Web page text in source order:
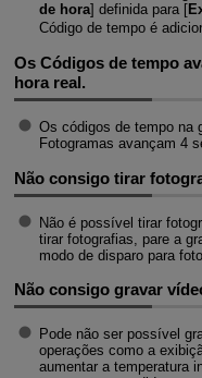
de hora] definida para [
Código de tempo é
Os Códigos de tempo
hora real.
Os códigos de tempo na
Fotogramas avançam 4
Não consigo tirar
Não é possível tirar
tirar fotografias, pare a
modo de disparo para
Não consigo gravar
Pode não ser possível
operações como a
aumentar a temperatura